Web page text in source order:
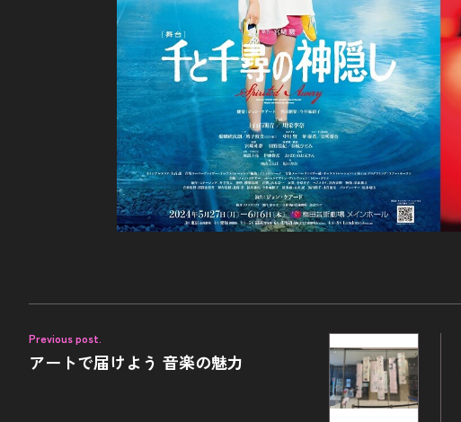
Previous post.
アートで届けよう 音楽の魅力